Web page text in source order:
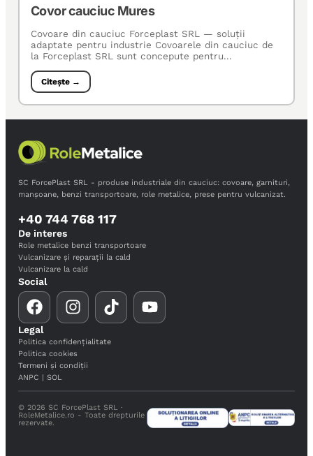
Covor cauciuc Mures
Covoare din cauciuc Forceplast SRL — soluţii
adaptate pentru industrie Covoarele din cauciuc de
la Forceplast SRL sunt concepute pentru...
Citește →
SC ForcePlast SRL - produse industriale din cauciuc: covoare, garnituri,
manșoane, benzi transportoare, role metalice, prese pentru vulcanizat.
+40 744 768 117
De interes
Role metalice benzi transportoare
Vulcanizare și reparații la cald
Vulcanizare la cald
Social
Legal
Politica confidențialitate
Politica cookies
Termeni și condiții
ANPC | SOL
© 2026 SC ForcePlast SRL ·
RoleMetalice.ro - Toate drepturile
rezervate.